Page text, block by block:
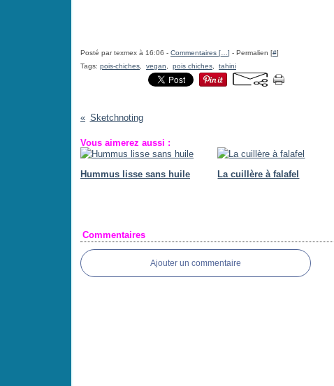
Posté par texmex à 16:06 - Commentaires [ ] - Permalien [#]
Tags: pois-chiches vegan pois chiches tahini
Sketchnoting
Vous aimerez aussi :
Hummus lisse sans huile
La cuillère à falafel
Commentaires
Ajouter un commentaire